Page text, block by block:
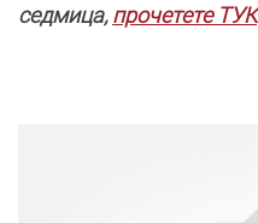
седмица,прочетете ТУК